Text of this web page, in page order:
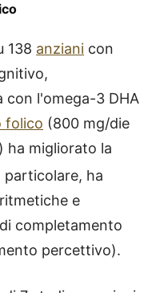
138 anziani con
con l'omega-3 DHA
folico (800 mg/die
ha migliorato la
particolare, ha
e
completamento
percettivo).